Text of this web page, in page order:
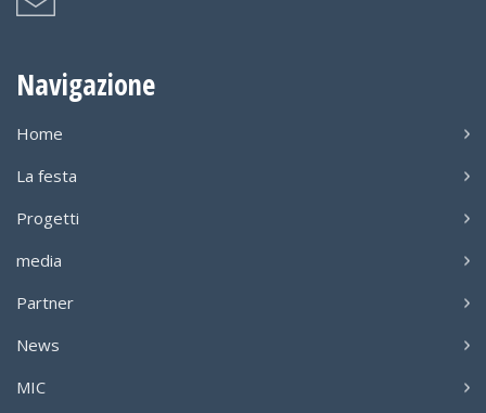
Navigazione
Home
La festa
Progetti
media
Partner
News
MIC